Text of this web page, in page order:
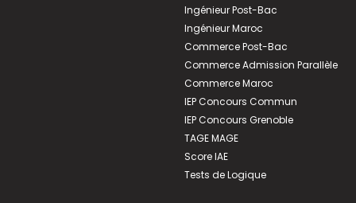
Ingénieur Post-Bac
Ingénieur Maroc
Commerce Post-Bac
Commerce Admission Parallèle
Commerce Maroc
IEP Concours Commun
IEP Concours Grenoble
TAGE MAGE
Score IAE
Tests de Logique